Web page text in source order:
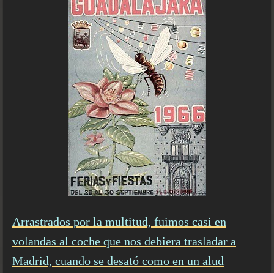
Arrastrados por la multitud, fuimos casi en
volandas al coche que nos debiera trasladar a
Madrid, cuando se desató como en un alud